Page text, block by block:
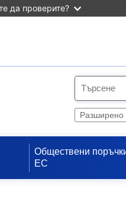
да проверите?
e
Разширено
Обществени
ЕС